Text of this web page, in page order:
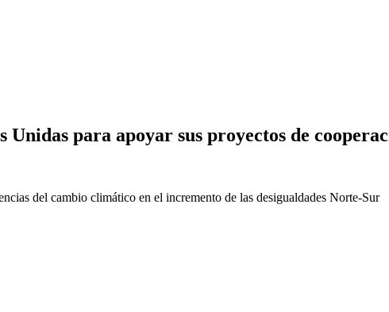
para apoyar sus proyectos de
del cambio climático en el incremento de las desigualdades Norte-Sur